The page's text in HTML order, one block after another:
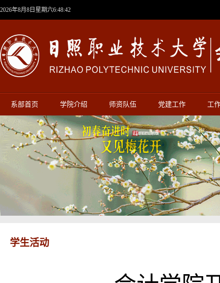
2026年8月8日星期六6:48:42
系部首页 学院介绍 师资队伍 党建工作 工
学生活动